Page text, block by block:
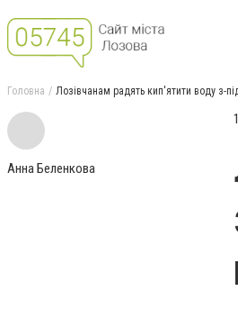
Головна Лозівчанам радять кип'ятити воду з-
Анна Беленкова